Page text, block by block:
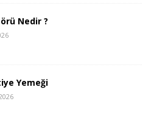
Nedir ?
Yemeği